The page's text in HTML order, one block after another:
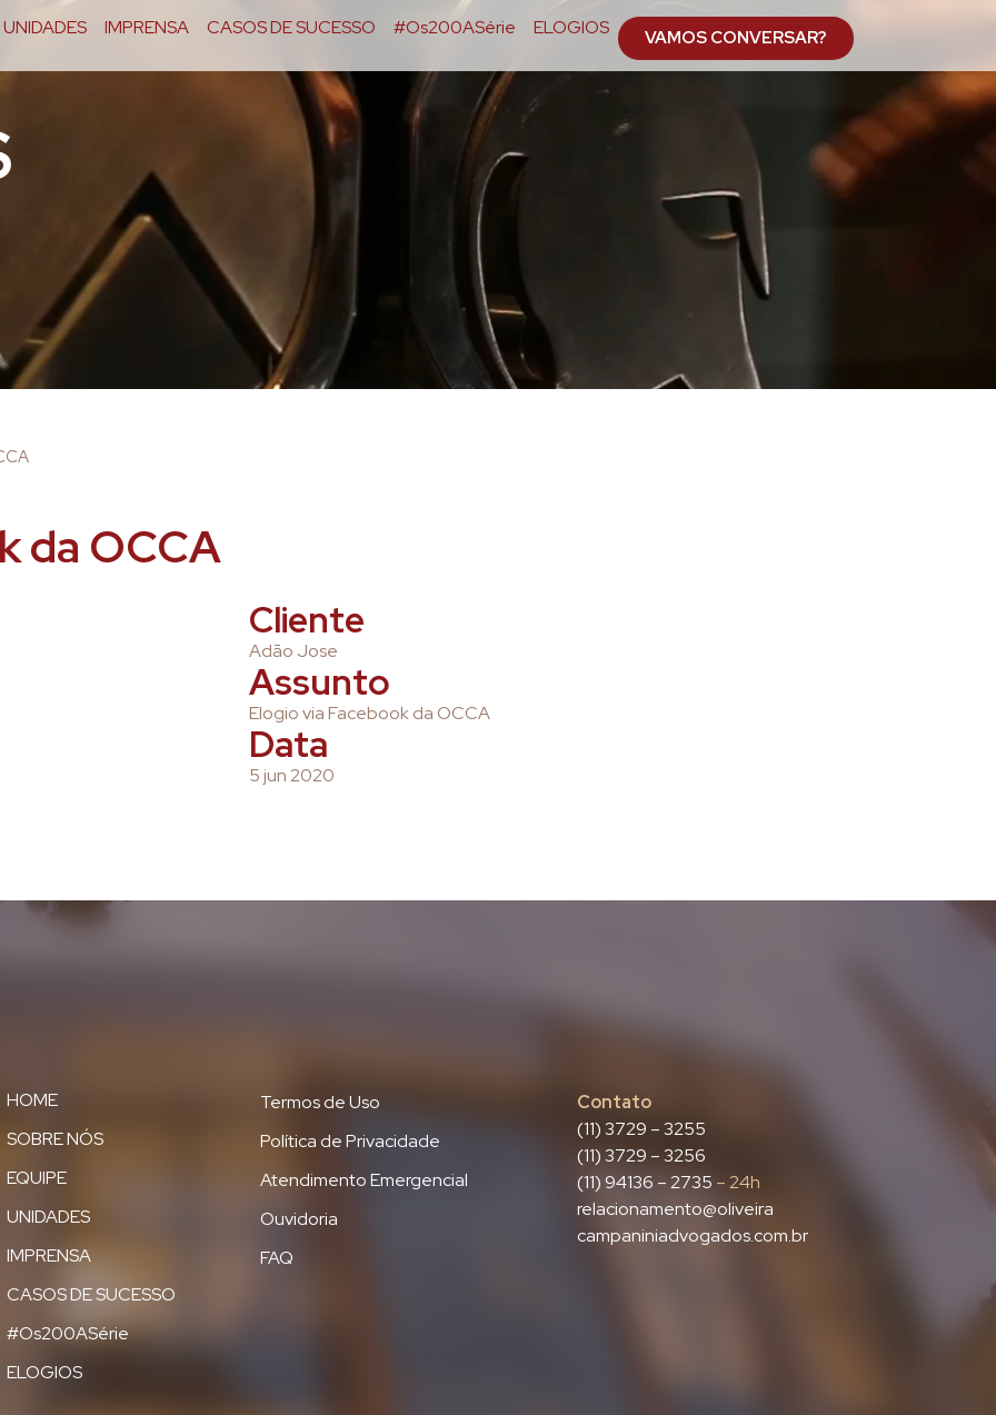
UNIDADES IMPRENSA CASOS DE SUCESSO #Os200ASérie ELOGIOS VAMOS CONVERSAR?
da OCCA
Cliente
Adão Jose
Assunto
Elogio via Facebook da OCCA
Data
5 jun 2020
HOME
SOBRE NÓS
EQUIPE
UNIDADES
IMPRENSA
CASOS DE SUCESSO
#Os200ASérie
ELOGIOS
Termos de Uso
Política de Privacidade
Atendimento Emergencial
Ouvidoria
FAQ
Contato
(11) 3729 – 3255
(11) 3729 – 3256
(11) 94136 – 2735 – 24h
relacionamento@oliveira
campaniniadvogados.com.br